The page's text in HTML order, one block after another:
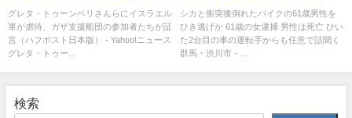
た ガザ支援船団の参加者たち
が証言
グレタ・トゥーンベリさんらにイスラエル
軍が虐待、ガザ支援船団の参加者たちが証
言（ハフポスト日本版） - Yahoo!ニュース
グレタ・トゥー...
げされた事件で61歳女を逮捕
男性は死亡
シカと衝突後倒れたバイクの61歳男性を
ひき逃げか 61歳の女逮捕 男性は死亡 ひい
た2台目の車の運転手からも任意で話聞く
群馬・渋川市 - ...
検索